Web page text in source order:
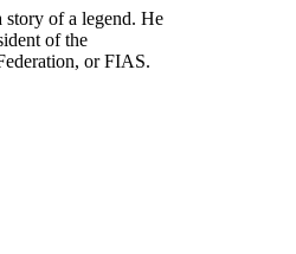
story of a legend. He
of the
or FIAS.